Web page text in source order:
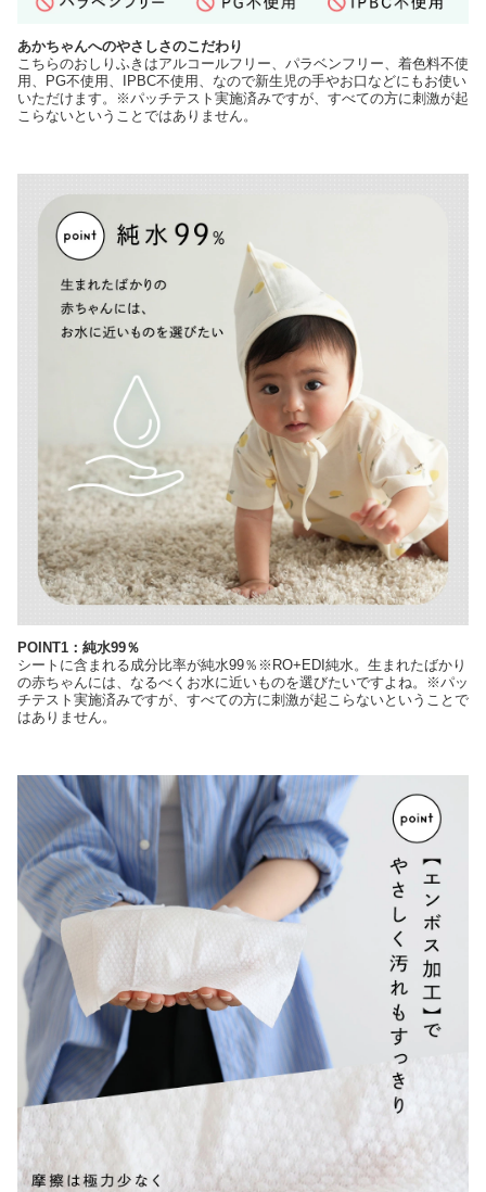
あかちゃんへのやさしさのこだわり
こちらのおしりふきはアルコールフリー、パラベンフリー、着色料不使
用、PG不使用、IPBC不使用、なので新生児の手やお口などにもお使い
いただけます。※パッチテスト実施済みですが、すべての方に刺激が起
こらないということではありません。
POINT1：純水99％
シートに含まれる成分比率が純水99％※RO+EDI純水。生まれたばかり
の赤ちゃんには、なるべくお水に近いものを選びたいですよね。※パッ
チテスト実施済みですが、すべての方に刺激が起こらないということで
はありません。